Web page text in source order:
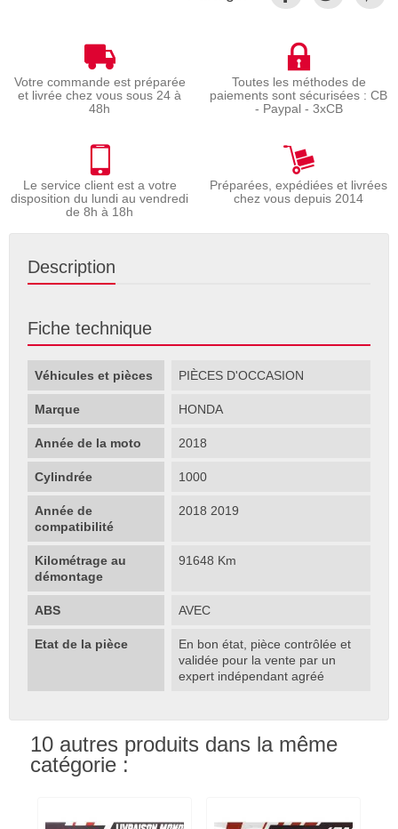
Votre commande est préparée
et livrée chez vous sous 24 à
48h
Toutes les méthodes de
paiements sont sécurisées : CB
- Paypal - 3xCB
Le service client est a votre
disposition du lundi au vendredi
de 8h à 18h
Préparées, expédiées et livrées
chez vous depuis 2014
Description
Fiche technique
Véhicules et pièces PIÈCES D'OCCASION
Marque HONDA
Année de la moto 2018
Cylindrée 1000
Année de
compatibilité
2018 2019
Kilométrage au
démontage
91648 Km
ABS AVEC
Etat de la pièce
En bon état, pièce contrôlée et
validée pour la vente par un
expert indépendant agréé
10 autres produits dans la même
catégorie :